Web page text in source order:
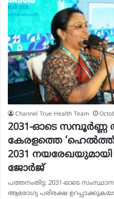
Channel True Health Team
2031-ഓടെ
കേരളത്തെ ‘ഹെൽത്ത്
2031 നയരേഖയുമായി
ജോർജ്
പത്തനംതിട്ട: 2031-ഓടെ
ആരോഗ്യ പരിരക്ഷ